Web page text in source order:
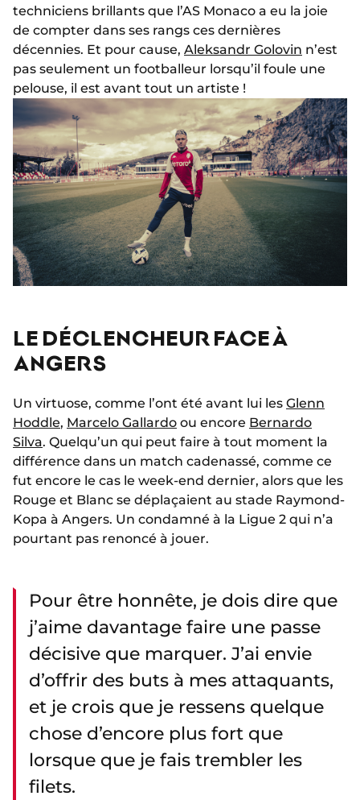
techniciens brillants que l’AS Monaco a eu la joie
de compter dans ses rangs ces dernières
décennies. Et pour cause, Aleksandr Golovin n’est
pas seulement un footballeur lorsqu’il foule une
pelouse, il est avant tout un artiste !
LE DÉCLENCHEUR FACE À
ANGERS
Un virtuose, comme l’ont été avant lui les Glenn
Hoddle, Marcelo Gallardo ou encore Bernardo
Silva. Quelqu’un qui peut faire à tout moment la
différence dans un match cadenassé, comme ce
fut encore le cas le week-end dernier, alors que les
Rouge et Blanc se déplaçaient au stade Raymond-
Kopa à Angers. Un condamné à la Ligue 2 qui n’a
pourtant pas renoncé à jouer.
Pour être honnête, je dois dire que
j’aime davantage faire une passe
décisive que marquer. J’ai envie
d’offrir des buts à mes attaquants,
et je crois que je ressens quelque
chose d’encore plus fort que
lorsque que je fais trembler les
filets.